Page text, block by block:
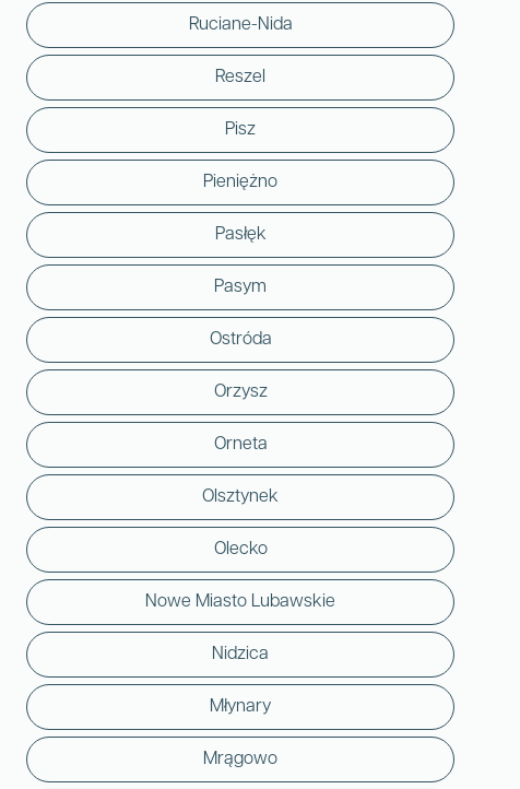
Ruciane-Nida
Reszel
Pisz
Pieniężno
Pasłęk
Pasym
Ostróda
Orzysz
Orneta
Olsztynek
Olecko
Nowe Miasto Lubawskie
Nidzica
Młynary
Mrągowo